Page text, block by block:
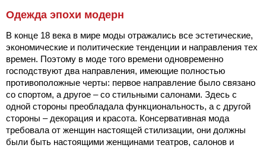
Одежда эпохи модерн
В конце 18 века в мире моды отражались все эстетические,
экономические и политические тенденции и направления тех
времен. Поэтому в моде того времени одновременно
господствуют два направления, имеющие полностью
противоположные черты: первое направление было связано
со спортом, а другое – со стильными салонами. Здесь с
одной стороны преобладала функциональность, а с другой
стороны – декорация и красота. Консервативная мода
требовала от женщин настоящей стилизации, они должны
были быть настоящими женщинами театров, салонов и